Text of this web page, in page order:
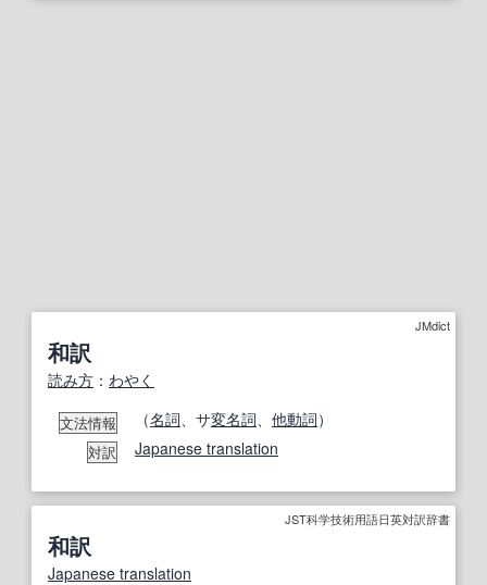
JMdict
和訳
読み方 ： わやく
文法情報 （名詞 、サ変名詞 他動詞）
対訳 Japanese translation
JST科学技術用語日英対訳辞書
和訳
Japanese translation